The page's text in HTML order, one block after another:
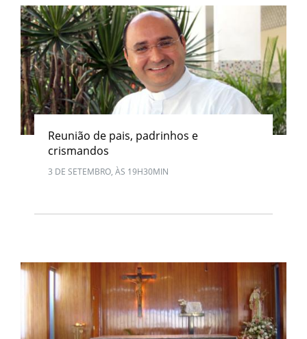
Reunião de pais, padrinhos e
crismandos
3 DE SETEMBRO, ÀS 19H30MIN